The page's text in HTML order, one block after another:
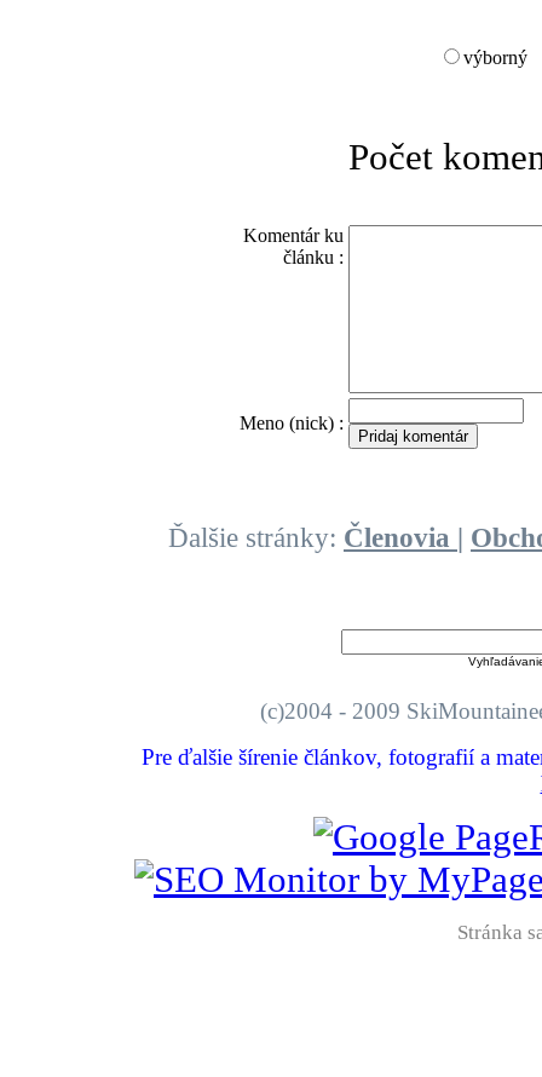
výborný
Počet
Komentár ku
článku :
Meno (nick) :
Ďalšie stránky: Členovia |
(c)2004 - 2009
Pre ďalšie šírenie článkov, fotografií a
Stránka